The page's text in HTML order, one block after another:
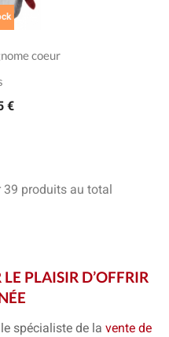
coeur
€
39 produits au total
PLAISIR D’OFFRIR
spécialiste de la vente de